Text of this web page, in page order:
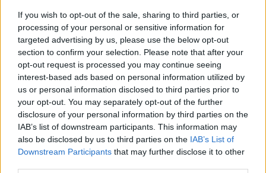
If you wish to opt-out of the sale, sharing to third parties, or
processing of your personal or sensitive information for
targeted advertising by us, please use the below opt-out
section to confirm your selection. Please note that after your
opt-out request is processed you may continue seeing
interest-based ads based on personal information utilized by
us or personal information disclosed to third parties prior to
your opt-out. You may separately opt-out of the further
disclosure of your personal information by third parties on the
IAB’s list of downstream participants. This information may
also be disclosed by us to third parties on the IAB’s List of
Downstream Participants that may further disclose it to other
Image may be subject to copyright Terms Report a problem